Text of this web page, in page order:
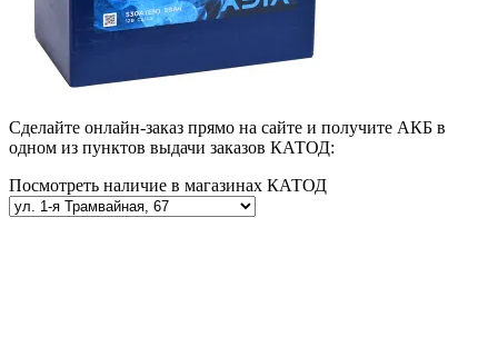
Сделайте онлайн-заказ прямо на сайте и получите АКБ в
одном из пунктов выдачи заказов КАТОД:
Посмотреть наличие в магазинах КАТОД